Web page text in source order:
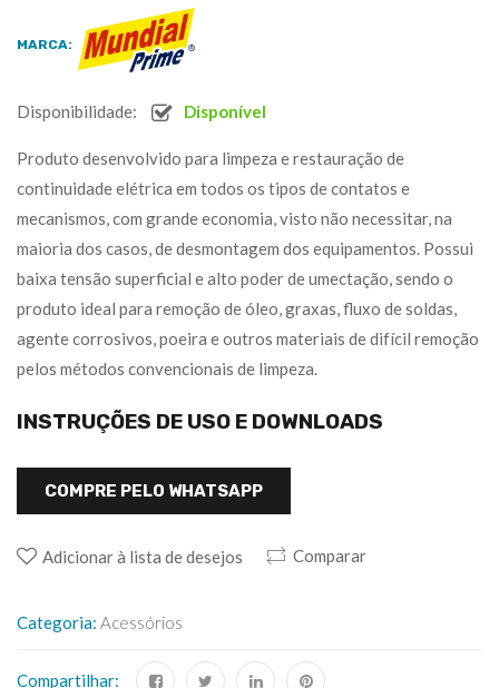
MARCA:
Disponibilidade: Disponível
Produto desenvolvido para limpeza e restauração de
continuidade elétrica em todos os tipos de contatos e
mecanismos, com grande economia, visto não necessitar, na
maioria dos casos, de desmontagem dos equipamentos. Possui
baixa tensão superficial e alto poder de umectação, sendo o
produto ideal para remoção de óleo, graxas, fluxo de soldas,
agente corrosivos, poeira e outros materiais de difícil remoção
pelos métodos convencionais de limpeza.
INSTRUÇÕES DE USO E DOWNLOADS
COMPRE PELO WHATSAPP
Adicionar à lista de desejos Comparar
Categoria: Acessórios
Compartilhar: